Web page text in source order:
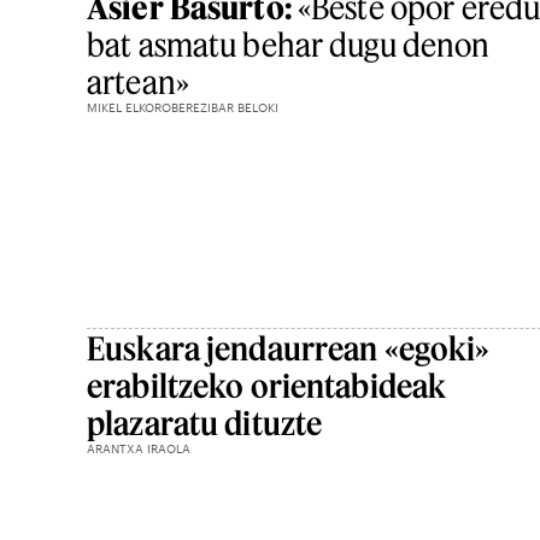
bat asmatu behar dugu denon
artean»
MIKEL ELKOROBEREZIBAR BELOKI
Euskara jendaurrean «egoki»
erabiltzeko orientabideak
plazaratu dituzte
ARANTXA IRAOLA